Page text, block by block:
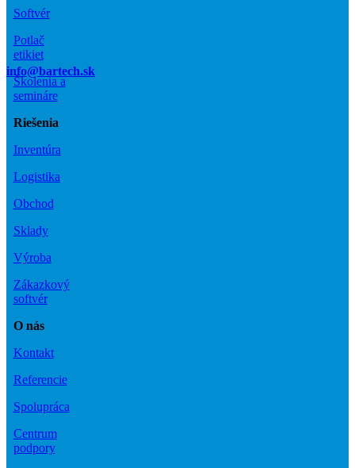
info@bartech.sk
Softvér
Potlač
etikiet
Školenia a
semináre
Riešenia
Inventúra
Logistika
Obchod
Sklady
Výroba
Zákazkový
softvér
O nás
Kontakt
Referencie
Spolupráca
Centrum
podpory